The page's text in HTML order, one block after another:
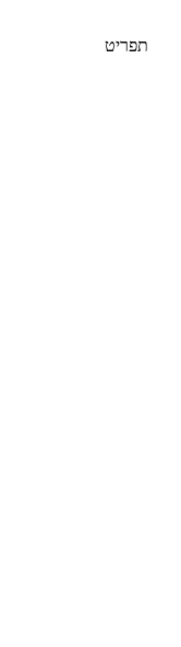
תפריט